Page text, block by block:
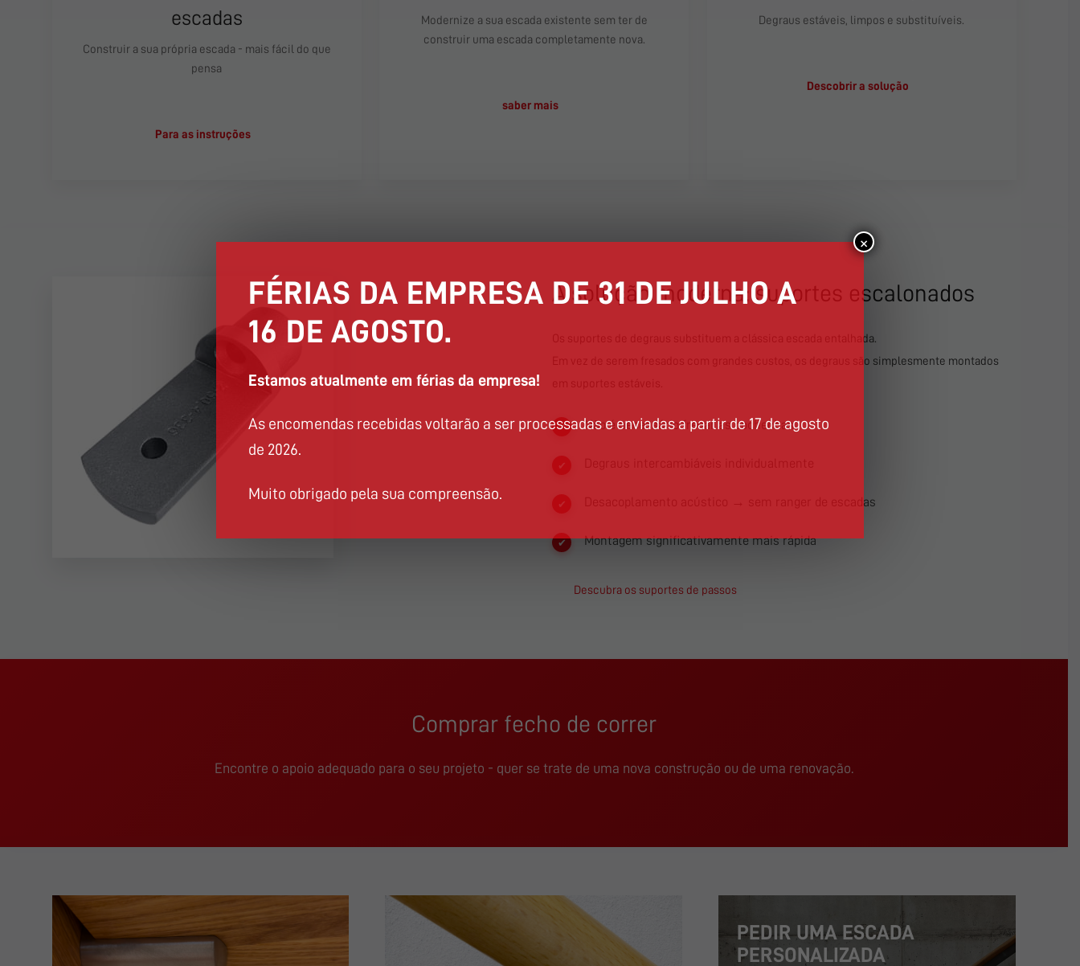
escadas
Construir a sua própria escada - mais fácil do que
pensa
Para as instruções
Modernize a sua escada existente sem ter de
construir uma escada completamente nova.
saber mais
Degraus estáveis, limpos e substituíveis.
Descobrir a solução
A solução moderna: suportes escalonados
Os suportes de degraus substituem a clássica escada entalhada.
Em vez de serem fresados com grandes custos, os degraus são simplesmente montados
em suportes estáveis.
Não é necessário fresar as bochechas
Desacoplamento acústico → sem ranger de escadas
Montagem significativamente mais rápida
Descubra os suportes de passos
Comprar fecho de correr
Encontre o apoio adequado para o seu projeto - quer se trate de uma nova construção ou de uma renovação.
PEDIR UMA ESCADA
PERSONALIZADA
FÉRIAS DA EMPRESA DE 31 DE JULHO A
16 DE AGOSTO.
Estamos atualmente em férias da empresa!
As encomendas recebidas voltarão a ser processadas e enviadas a partir de 17 de agosto
de 2026.
Muito obrigado pela sua compreensão.
×